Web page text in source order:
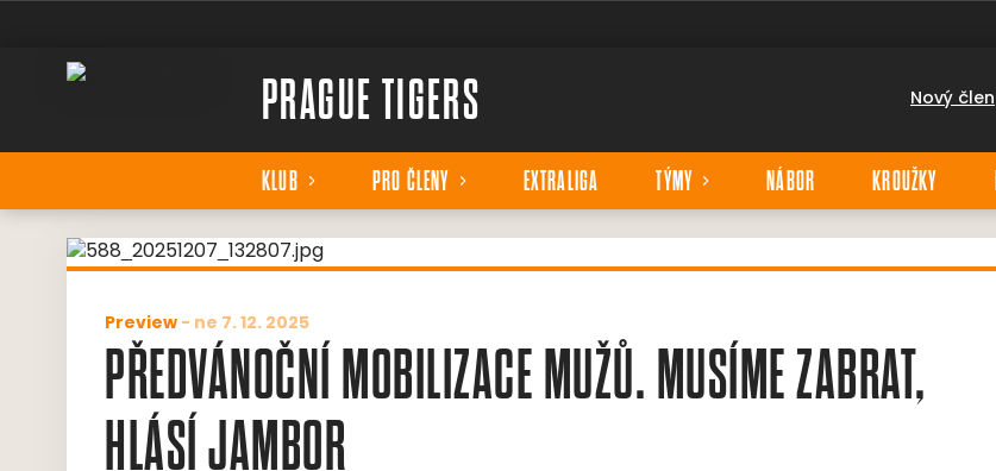
PRAGUE TIGERS Nový člen
KLUB PRO ČLENY EXTRALIGA TÝMY NÁBOR KROUŽKY
Preview- ne 7. 12. 2025
PŘEDVÁNOČNÍ MOBILIZACE MUŽŮ. MUSÍME ZABRAT,
HLÁSÍ JAMBOR